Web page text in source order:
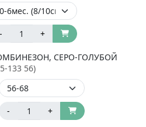
- +
СЕРО-ГОЛУБОЙ
133 56)
- +